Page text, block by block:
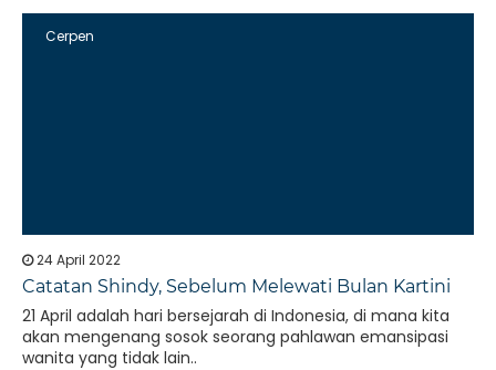
Cerpen
24 April 2022
Catatan Shindy, Sebelum Melewati Bulan Kartini
21 April adalah hari bersejarah di Indonesia, di mana kita
akan mengenang sosok seorang pahlawan emansipasi
wanita yang tidak lain..